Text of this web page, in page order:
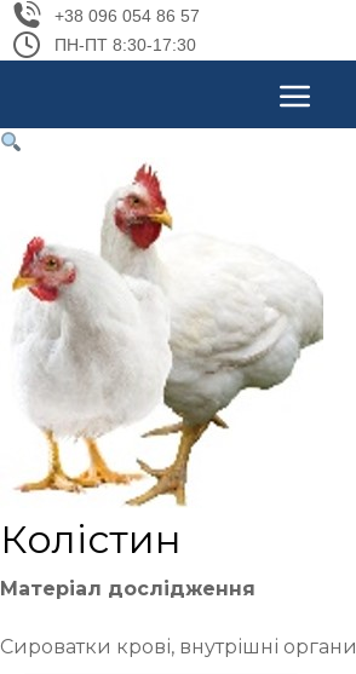
+38 096 054 86 57
ПН-ПТ 8:30-17:30
Колістин
Матеріал дослідження
Сироватки крові, внутрішні органи